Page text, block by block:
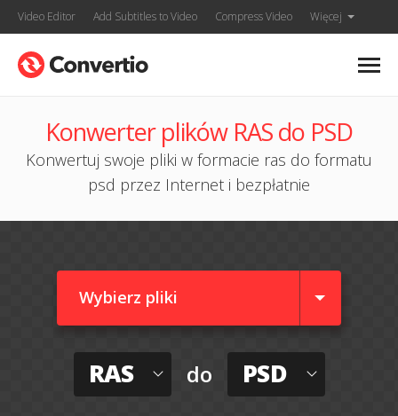
Video Editor Add Subtitles to Video Compress Video Więcej
Konwerter plików RAS do PSD
Konwertuj swoje pliki w formacie ras do formatu
psd przez Internet i bezpłatnie
Wybierz pliki
RAS do PSD